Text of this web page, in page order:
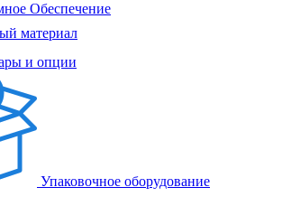
Обеспечение
материал
и опции
Упаковочное оборудование